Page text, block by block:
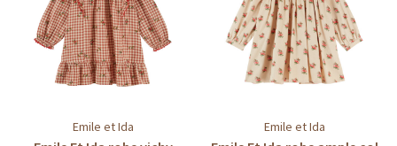
Emile et Ida Emile et Ida